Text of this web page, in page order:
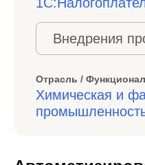
Внедрения
Отрасль /
Химическая и